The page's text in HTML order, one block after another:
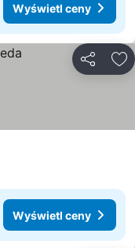
Wyświetl ceny
ceny
Wyświetl ceny